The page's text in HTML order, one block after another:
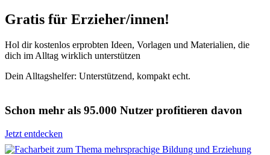
Gratis für Erzieher/innen!
Hol dir kostenlos erprobten Ideen, Vorlagen und Materialien, die
dich im Alltag wirklich unterstützen
Dein Alltagshelfer: Unterstützend, kompakt echt.
Schon mehr als 95.000 Nutzer profitieren davon
Jetzt entdecken